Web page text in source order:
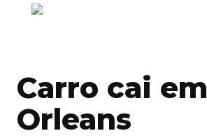
Carro cai
Orleans